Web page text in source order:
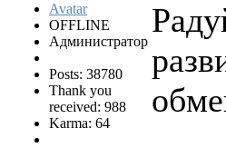
OFFLINE
Администратор
Posts: 38780
Thank you
received: 988
Karma: 64